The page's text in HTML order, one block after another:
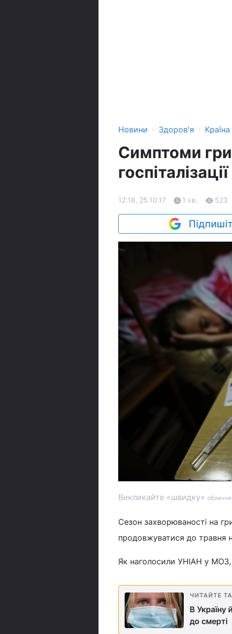
Новини › Здоров'я › Країна
Симптоми
госпіталізації
12:18, 25.10.17 1 хв. 523
Викликайте «швидку» обличчя
Cезон захворюваності на
продовжуватися до травня
Як наголосили УНІАН у МОЗ,
ЧИТАЙТЕ
В Україну
до смерті